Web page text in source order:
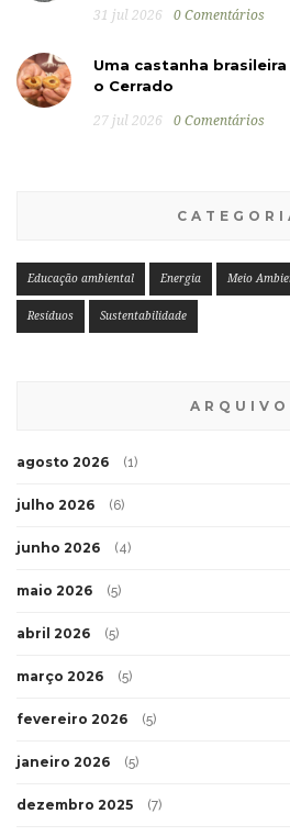
31 jul 2026 0 Comentários
Uma castanha
o Cerrado
27 jul 2026 0 Comentários
Educação ambiental Energia Meio
Resíduos Sustentabilidade
agosto 2026 (1)
julho 2026 (6)
junho 2026 (4)
maio 2026 (5)
abril 2026 (5)
março 2026 (5)
fevereiro 2026 (5)
janeiro 2026 (5)
dezembro 2025 (7)